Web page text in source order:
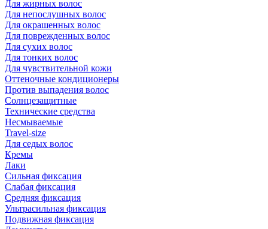
Для жирных волос
Для непослушных волос
Для окрашенных волос
Для поврежденных волос
Для сухих волос
Для тонких волос
Для чувствительной кожи
Оттеночные кондиционеры
Против выпадения волос
Солнцезащитные
Технические средства
Несмываемые
Travel-size
Для седых волос
Кремы
Лаки
Сильная фиксация
Слабая фиксация
Средняя фиксация
Ультрасильная фиксация
Подвижная фиксация